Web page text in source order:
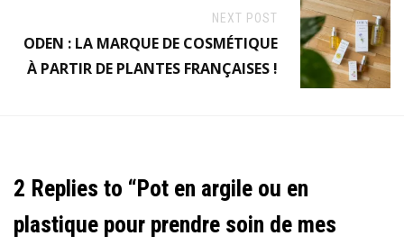
NEXT POST
ODEN : LA MARQUE DE COSMÉTIQUE
À PARTIR DE PLANTES FRANÇAISES !
2 Replies to “Pot en argile ou en
plastique pour prendre soin de mes